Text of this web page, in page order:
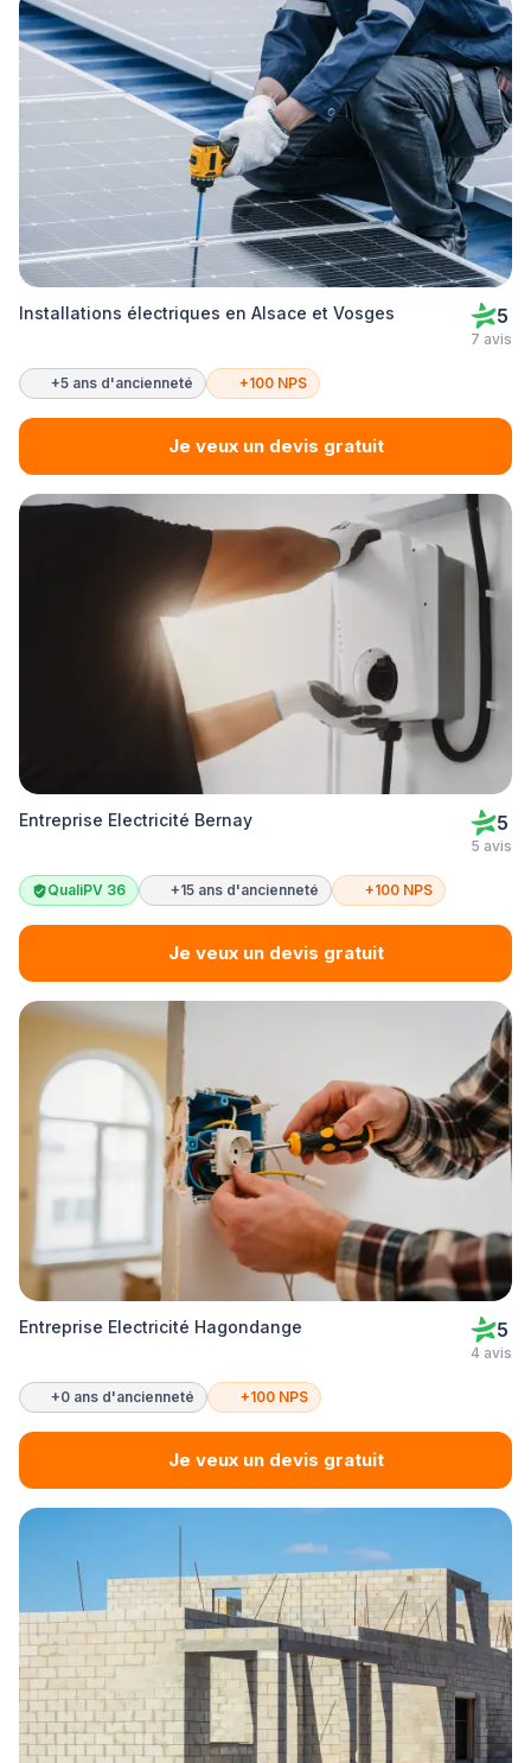
Installations électriques en Alsace et Vosges 5
7 avis
+5 ans d'ancienneté +100 NPS
Je veux un devis gratuit
Entreprise Electricité Bernay 5
5 avis
QualiPV 36 +15 ans d'ancienneté +100 NPS
Je veux un devis gratuit
Entreprise Electricité Hagondange 5
4 avis
+0 ans d'ancienneté +100 NPS
Je veux un devis gratuit